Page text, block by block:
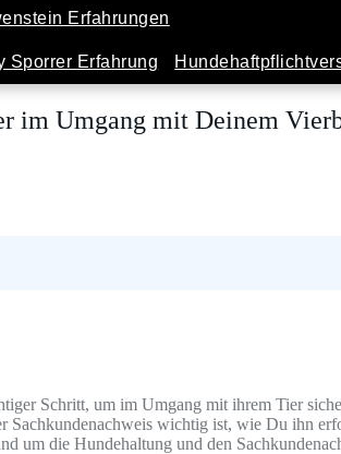
Erfahrungen
Sporrer Erfahrung
im Umgang mit Deinem
Schritt, um im Umgang mit ihrem Tier
Sachkundenachweis wichtig ist, wie Du ihn
um die Hundehaltung und den